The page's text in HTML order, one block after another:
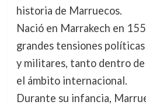
historia de Marruecos.
Nació en Marrakech en
grandes tensiones políticas
y militares, tanto dentro
el ámbito internacional.
Durante su infancia,